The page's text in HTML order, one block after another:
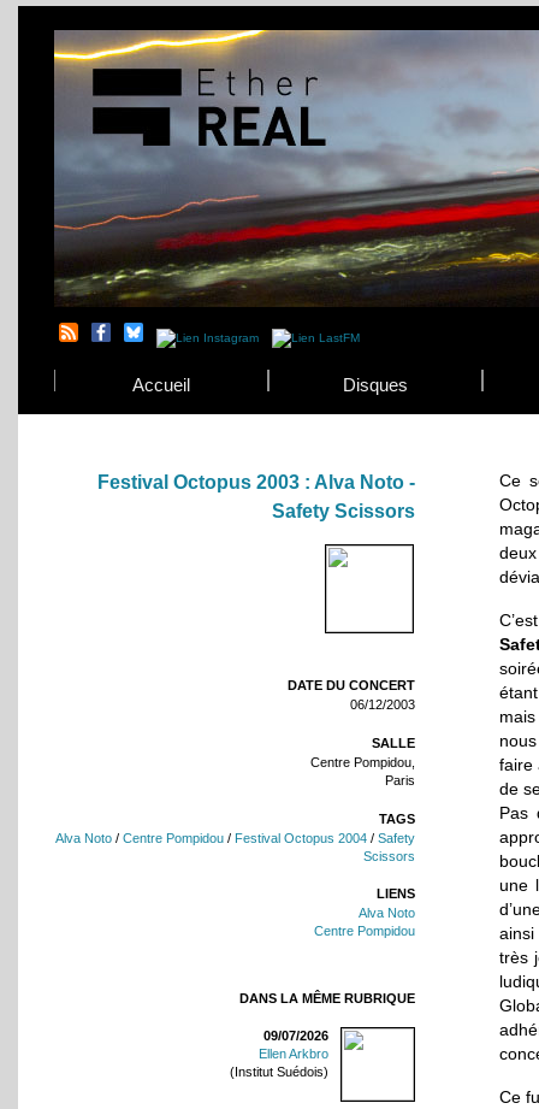
Accueil Disques
Festival Octopus 2003 : Alva Noto -
Safety Scissors
DATE DU CONCERT
06/12/2003
SALLE
Centre Pompidou,
Paris
TAGS
Alva Noto / Centre Pompidou / Festival Octopus 2004 / Safety
Scissors
LIENS
Alva Noto
Centre Pompidou
DANS LA MÊME RUBRIQUE
09/07/2026
Ellen Arkbro
(Institut Suédois)
Ce
faire
de
Pas
une
très
Ce